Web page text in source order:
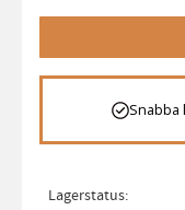
Lagerstatus